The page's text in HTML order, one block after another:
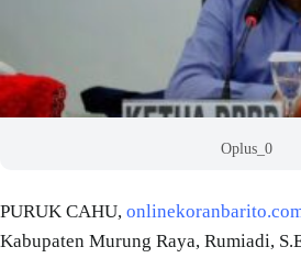
Oplus_0
PURUK CAHU,
Kabupaten Murung Raya, Rumiadi,